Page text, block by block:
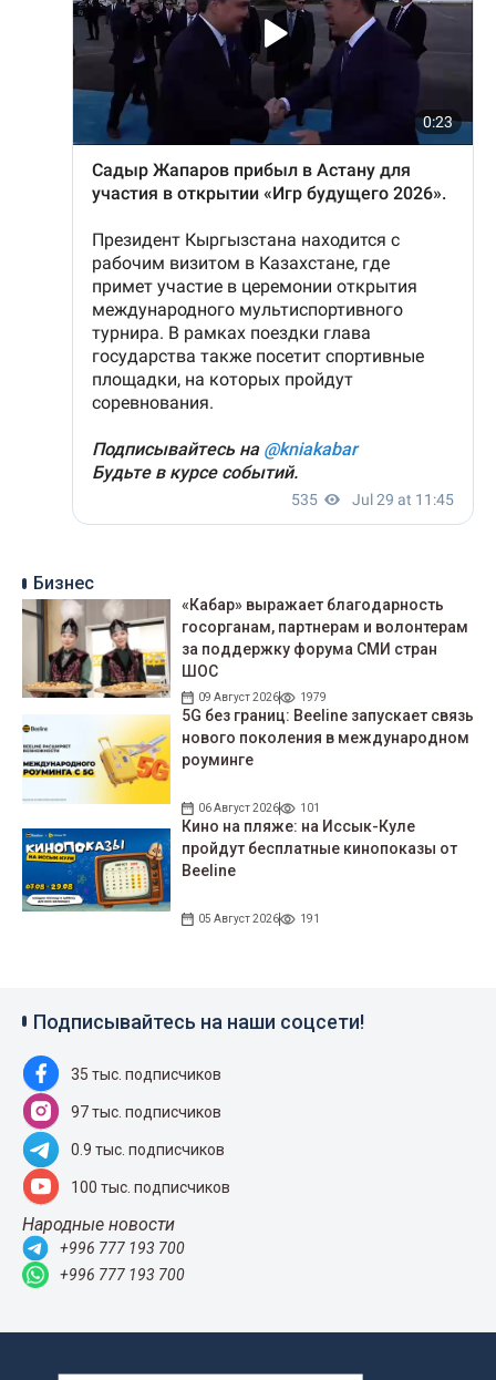
Бизнес
«Кабар» выражает благодарность
госорганам, партнерам и волонтерам
за поддержку форума СМИ стран
ШОС
09 Август 2026 1979
5G без границ: Beeline запускает связь
нового поколения в международном
роуминге
06 Август 2026 101
Кино на пляже: на Иссык-Куле
пройдут беcплатные кинопоказы от
Beeline
05 Август 2026 191
Подписывайтесь на наши соцсети!
35 тыс. подписчиков
97 тыс. подписчиков
0.9 тыс. подписчиков
100 тыс. подписчиков
Народные новости
+996 777 193 700
+996 777 193 700